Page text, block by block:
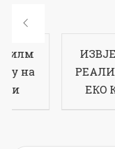
ИЗВЈЕШТАЈ О
РЕАЛИЗАЦИЈИ
ЕКО КАМПА